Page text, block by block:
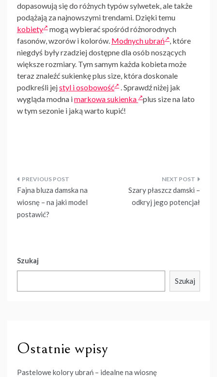
dopasowują się do różnych typów sylwetek, ale także
podążają za najnowszymi trendami. Dzięki temu
kobiety
mogą wybierać spośród różnorodnych
fasonów, wzorów i kolorów. Modnych ubrań
, które
niegdyś były rzadziej dostępne dla osób noszących
większe rozmiary. Tym samym każda kobieta może
teraz znaleźć sukienkę plus size, która doskonale
podkreśli jejstyl i osobowość
. Sprawdź niżej jak
wyglądamodna imarkowa sukienka
plus size na lato
w tym sezonie i jaką warto kupić!
Nawigacja
wpisu
Fajna bluza damska na
wiosnę – na jaki model
postawić?
Szary płaszcz damski –
odkryj jego potencjał
Szukaj
Szukaj
Ostatnie wpisy
Pastelowe kolory ubrań – idealne na wiosnę